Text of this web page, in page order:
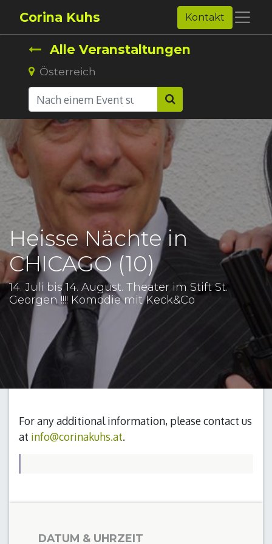
Corina Kuhs Kontakt
Alle Veranstaltungen
Österreich
Heisse Nächte in
CHICAGO (10)
14. Juli bis 14. August. Theater im Stift St.
Georgen !!!! Komödie mit Keck&Co
For any additional information, please contact us
at info@corinakuhs.at.
DATUM & UHRZEIT